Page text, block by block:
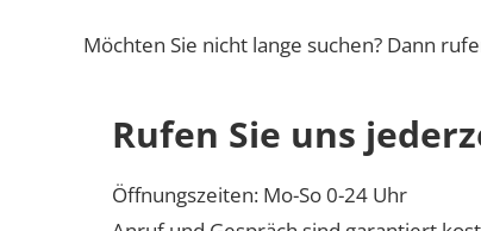
Möchten Sie nicht lange suchen? Dann
Rufen Sie uns
Öffnungszeiten: Mo-So 0-24 Uhr